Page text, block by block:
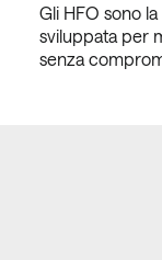
Gli HFO sono
sviluppata per
senza